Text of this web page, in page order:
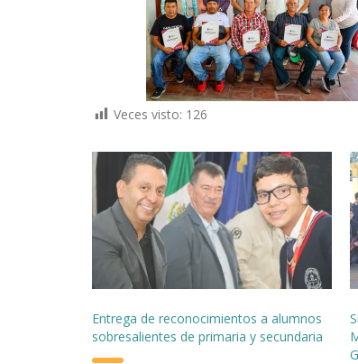
Veces visto: 126
Entrega de reconocimientos a alumnos
sobresalientes de primaria y secundaria